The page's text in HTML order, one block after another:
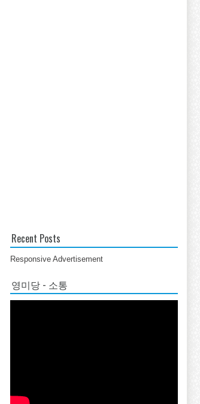
Recent Posts
Responsive Advertisement
영미당 - 소통